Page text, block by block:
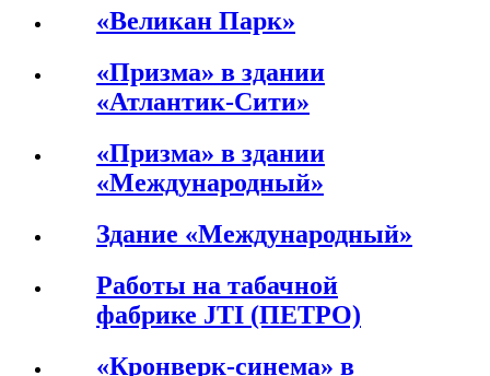
«Великан Парк»
«Призма» в здании
«Атлантик-Сити»
«Призма» в здании
«Международный»
Здание «Международный»
Работы на табачной
фабрике JTI (ПЕТРО)
«Кронверк-синема» в